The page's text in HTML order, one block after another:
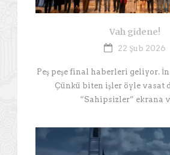
Vah gidene!
22 Şub 2026
Peş peşe final haberleri geliyor.
Çünkü biten işler öyle vasat
“Sahipsizler” ekrana